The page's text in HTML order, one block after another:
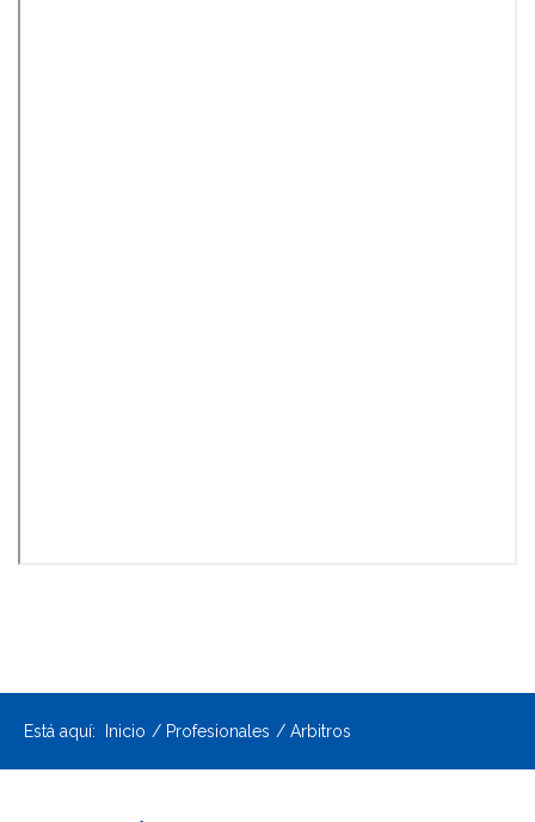
Está aquí: Inicio Profesionales Arbitros